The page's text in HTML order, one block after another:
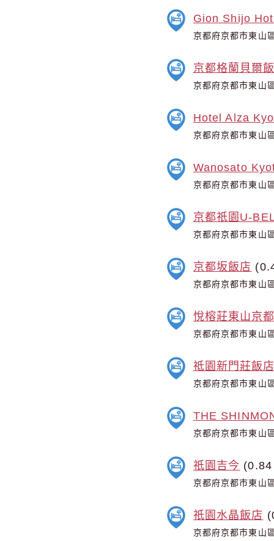
Gion Shijo
京都府京都市東山
京都格蘭貝爾
京都府京都市東山
Hotel Alza
京都府京都市東山
Wanosato
京都府京都市東山
京都祇園U-
京都府京都市東山
京都坂飯店
京都府京都市東山
悅榕莊東山京
京都府京都市東山
祗園新門莊飯
京都府京都市東山
THE
京都府京都市東山
祇園吉今
京都府京都市東山
祇園水晶飯店
京都府京都市東山